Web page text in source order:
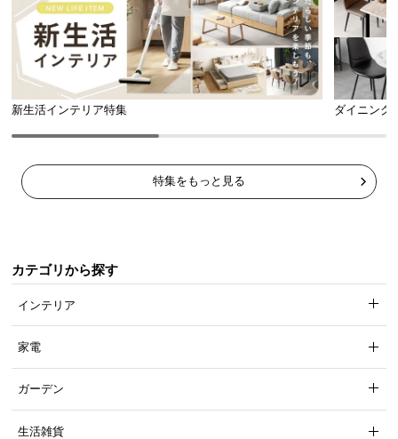
新生活インテリア特集 ダイニング
特集をもっと見る
カテゴリから探す
インテリア
家電
ガーデン
生活雑貨